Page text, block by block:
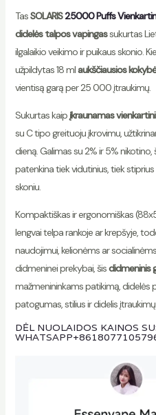
TasSOLARIS25000 Puffs
didelės talpos vapingassukurtas
ilgalaikio veikimo ir puikaus skonio.
užpildytas 18 mlaukščiausios
vientisą garą per 25 000 įtraukimų.
Sukurtas kaipįkraunamas
su C tipo greituoju įkrovimu,
dieną. Galimas su 2% ir 5% nikotino,
patenkina tiek vidutinius, tiek
skoniu.
Kompaktiškas ir ergonomiškas
lengvai telpa rankoje ar krepšyje,
naudojimui, kelionėms ar
didmeninei prekybai, šisdidmeninis
mažmenininkams patikimą, didelės
patogumas, stilius ir didelis įtraukimų
DĖL NUOLAIDOS KAINOS
WHATSAPP